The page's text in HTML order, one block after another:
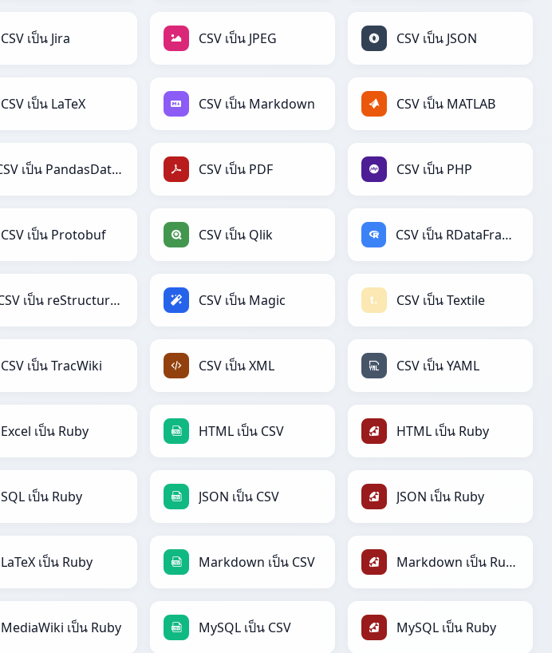
CSV เป็น Jira CSV เป็น JPEG CSV เป็น JSON
CSV เป็น LaTeX CSV เป็น Markdown CSV เป็น MATLAB
CSV เป็น PandasDataFrame CSV เป็น PDF CSV เป็น PHP
CSV เป็น Protobuf CSV เป็น Qlik CSV เป็น RDataFrame
CSV เป็น reStructuredText CSV เป็น Magic CSV เป็น Textile
CSV เป็น TracWiki CSV เป็น XML CSV เป็น YAML
Excel เป็น Ruby HTML เป็น CSV HTML เป็น Ruby
SQL เป็น Ruby JSON เป็น CSV JSON เป็น Ruby
LaTeX เป็น Ruby Markdown เป็น CSV Markdown เป็น Ruby
MediaWiki เป็น Ruby MySQL เป็น CSV MySQL เป็น Ruby